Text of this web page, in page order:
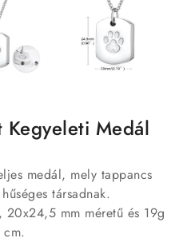
Kegyeleti Medál
medál, mely tappancs
társadnak.
mm méretű és 19g